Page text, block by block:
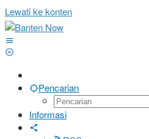
Lewati ke konten
Pencarian
Informasi